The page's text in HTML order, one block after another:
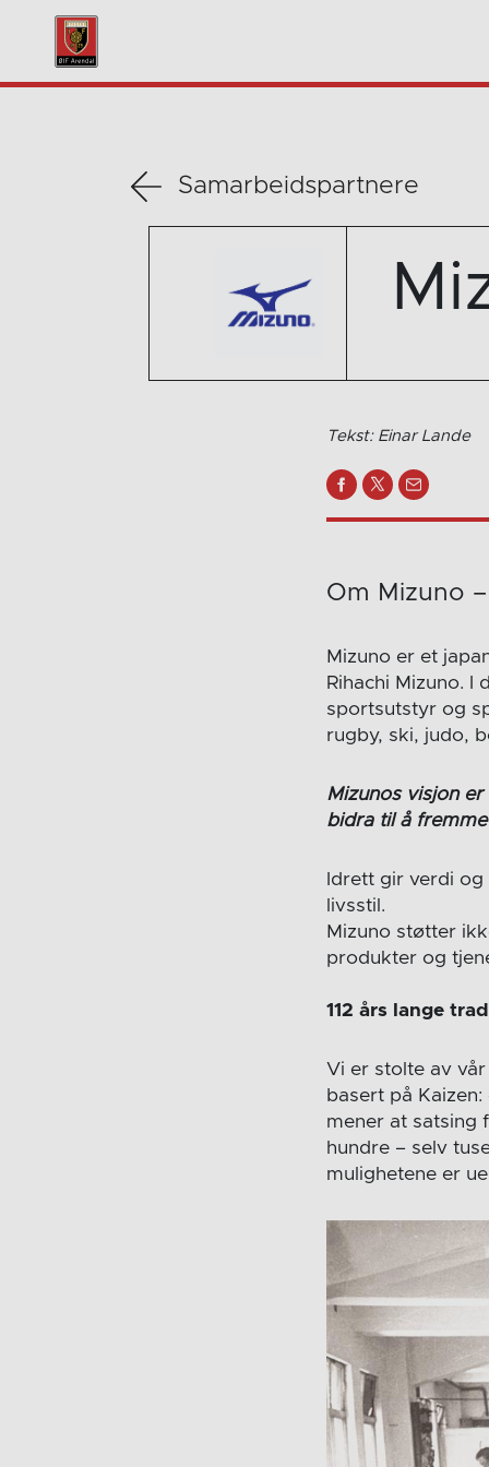
Samarbeidspartnere
Tekst: Einar Lande
Om Mizuno
Mizuno er et
Rihachi Mizuno.
sportsutstyr og
rugby, ski, judo,
Mizunos visjon
bidra til å
Idrett gir verdi
livsstil.
Mizuno støtter
produkter og
112 års lange
Vi er stolte av
basert på
mener at satsing
hundre – selv
mulighetene er